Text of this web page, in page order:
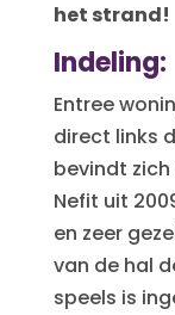
het strand!
Indeling:
Entree
direct links
bevindt
Nefit uit
en zeer
van de hal
speels is